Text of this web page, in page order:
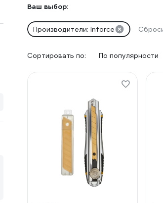
Ваш выбор:
Производители: Inforce
Сортировать по: По популярности